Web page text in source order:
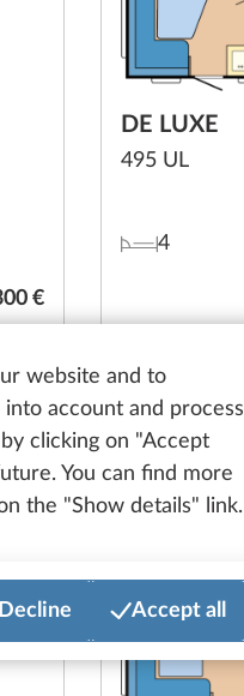
website and to
account and process
clicking on "Accept
You can find more
the "Show details" link.
Decline Accept all
€
DE LUXE
495 UL
4